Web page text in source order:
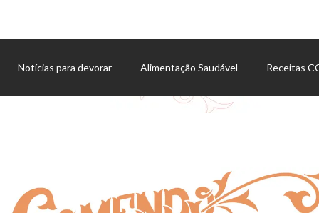
Notícias para devorar Alimentação Saudável Receitas